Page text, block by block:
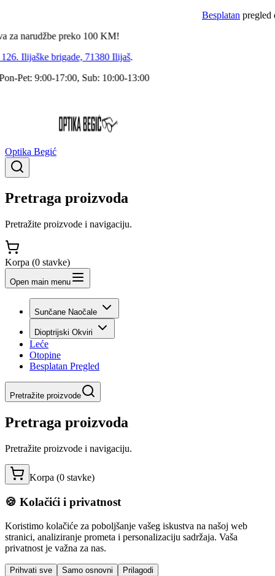
Besplatan pregled
narudžbe preko 100 KM!
Ilijaške brigade, 71380 Ilijaš.
9:00-17:00, Sub: 10:00-13:00
Optika Begić
Pretraga proizvoda
Pretražite proizvode i navigaciju.
Korpa (0 stavke)
Open main menu
Sunčane Naočale
Dioptrijski Okviri
Leće
Otopine
Besplatan Pregled
Pretražite proizvode
Pretraga proizvoda
Pretražite proizvode i navigaciju.
Korpa (0 stavke)
🍪 Kolačići i privatnost
Koristimo kolačiće za poboljšanje vašeg iskustva na našoj web
stranici, analiziranje prometa i personalizaciju sadržaja. Vaša
privatnost je važna za nas.
Prihvati sve Samo osnovni Prilagodi